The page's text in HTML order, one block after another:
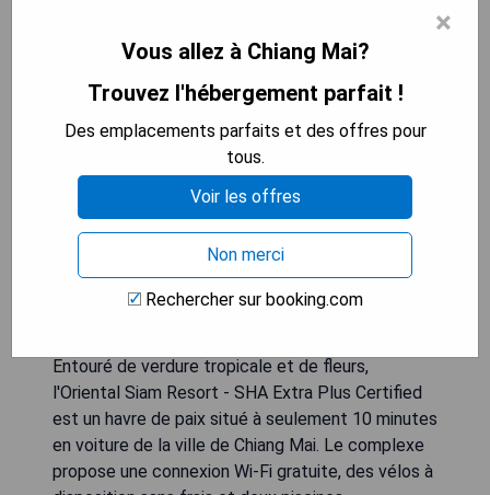
Plus Certified
Entouré de verdure tropicale et de fleurs,
l'Oriental Siam Resort - SHA Extra Plus Certified
est un havre de paix situé à seulement 10 minutes
en voiture de la ville de Chiang Mai. Le complexe
propose une connexion Wi-Fi gratuite, des vélos à
×
Vous allez à Chiang Mai?
Trouvez l'hébergement parfait !
Des emplacements parfaits et des offres pour
tous.
Voir les offres
Non merci
Rechercher sur booking.com